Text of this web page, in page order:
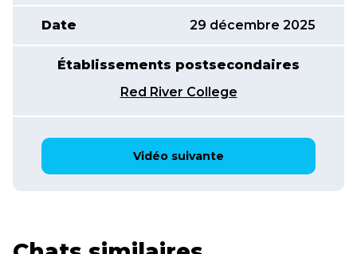
Date 29 décembre 2025
Établissements postsecondaires
Red River College
Vidéo suivante